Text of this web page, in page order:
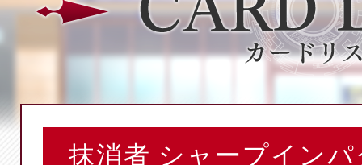
抹消者 シャープイン